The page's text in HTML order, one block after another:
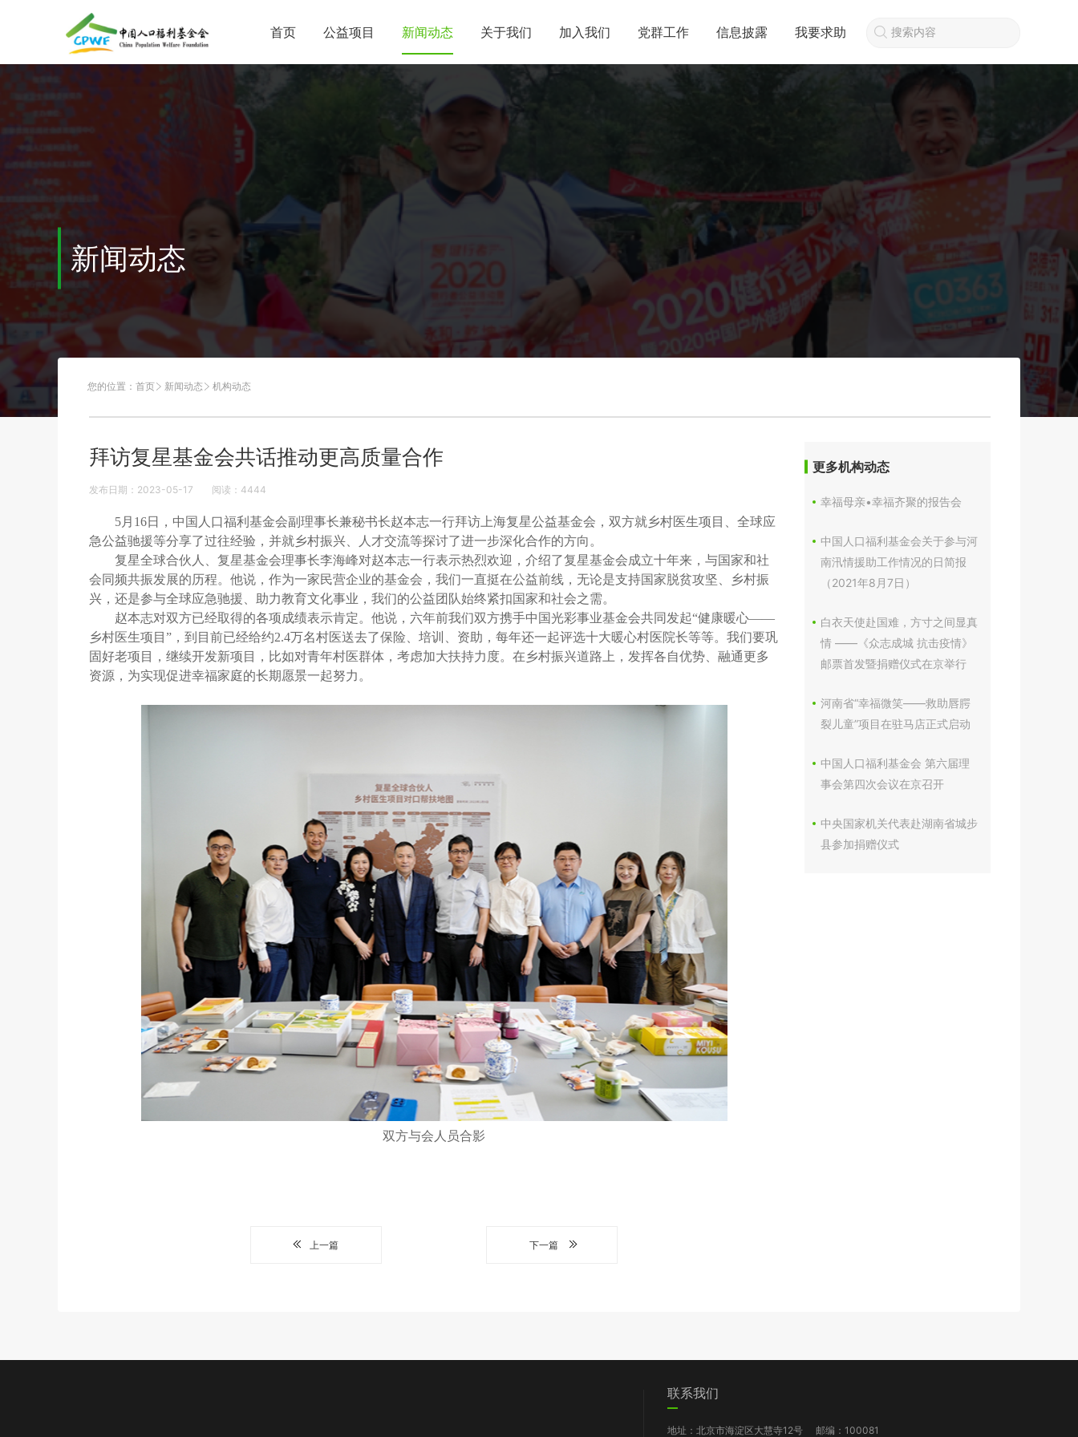
首页 公益项目 新闻动态 关于我们 加入我们 党群工作 信息披露 我要求助
新闻动态
您的位置： 首页 新闻动态 机构动态
拜访复星基金会共话推动更高质量合作
发布日期：2023-05-17 阅读： 4444
5月16日，中国人口福利基金会副理事长兼秘书长赵本志一行拜访上海复星公益基金会，双方就乡村医生项目、全球应
急公益驰援等分享了过往经验，并就乡村振兴、人才交流等探讨了进一步深化合作的方向。
复星全球合伙人、复星基金会理事长李海峰对赵本志一行表示热烈欢迎，介绍了复星基金会成立十年来，与国家和社
会同频共振发展的历程。他说，作为一家民营企业的基金会，我们一直挺在公益前线，无论是支持国家脱贫攻坚、乡村振
兴，还是参与全球应急驰援、助力教育文化事业，我们的公益团队始终紧扣国家和社会之需。
赵本志对双方已经取得的各项成绩表示肯定。他说，六年前我们双方携手中国光彩事业基金会共同发起“健康暖心——
乡村医生项目”，到目前已经给约2.4万名村医送去了保险、培训、资助，每年还一起评选十大暖心村医院长等等。我们要巩
固好老项目，继续开发新项目，比如对青年村医群体，考虑加大扶持力度。在乡村振兴道路上，发挥各自优势、融通更多
资源，为实现促进幸福家庭的长期愿景一起努力。
双方与会人员合影
更多机构动态
幸福母亲•幸福齐聚的报告会
中国人口福利基金会关于参与河
南汛情援助工作情况的日简报
（2021年8月7日）
白衣天使赴国难，方寸之间显真
情 ——《众志成城 抗击疫情》
邮票首发暨捐赠仪式在京举行
河南省“幸福微笑——救助唇腭
裂儿童”项目在驻马店正式启动
中国人口福利基金会 第六届理
事会第四次会议在京召开
中央国家机关代表赴湖南省城步
县参加捐赠仪式
上一篇 下一篇
联系我们
地址：北京市海淀区大慧寺12号 邮编：100081